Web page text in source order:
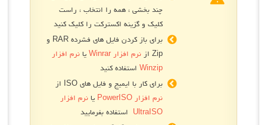
چند بخشی ، همه را انتخاب ، راست
کلیک و گزینه اکسترکت را کلیک کنید
برای باز کردن فایل های فشرده RAR و
Zip از
نرم افزار Winrar یا نرم افزار
Winzipاستفاده کنید
برای کار با ایمیج و فایل های ISO از
نرم افزار PowerISO
یا نرم افزار
UltraISO استفاده بفرمایید